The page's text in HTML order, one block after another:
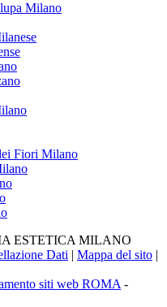
Milano
Fiori Milano
ESTETICA MILANO
Dati | Mappa del sito |
siti web ROMA-